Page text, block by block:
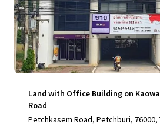
Land with Office Building on
Road
Petchkasem Road, Petchburi, 76000,